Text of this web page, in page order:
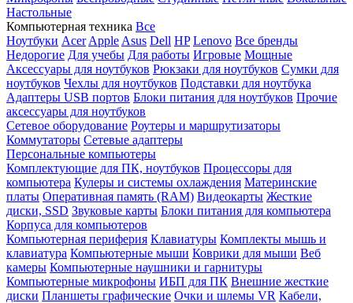
Настольные
Компьютерная техника Все
Ноутбуки Acer Apple Asus Dell HP Lenovo Все бренды
Недорогие Для учебы Для работы Игровые Мощные
Аксессуары для ноутбуков Рюкзаки для ноутбуков Сумки для
ноутбуков Чехлы для ноутбуков Подставки для ноутбука
Адаптеры USB портов Блоки питания для ноутбуков Прочие
аксессуары для ноутбуков
Сетевое оборудование Роутеры и маршрутизаторы
Коммутаторы Сетевые адаптеры
Персональные компьютеры
Комплектующие для ПК, ноутбуков Процессоры для
компьютера Кулеры и системы охлаждения Материнские
платы Оперативная память (RAM) Видеокарты Жесткие
диски, SSD Звуковые карты Блоки питания для компьютера
Корпуса для компьютеров
Компьютерная периферия Клавиатуры Комплекты мышь и
клавиатура Компьютерные мыши Коврики для мыши Веб
камеры Компьютерные наушники и гарнитуры
Компьютерные микрофоны ИБП для ПК Внешние жесткие
диски Планшеты графические Очки и шлемы VR Кабели,